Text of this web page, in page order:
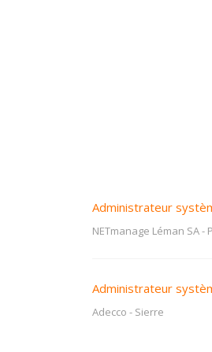
Administrateur
NETmanage Léman SA-
Administrateur
Adecco - Sierre